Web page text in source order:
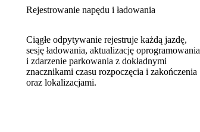
Rejestrowanie napędu i ładowania
Ciągłe odpytywanie rejestruje każdą jazdę,
sesję ładowania, aktualizację oprogramowania
i zdarzenie parkowania z dokładnymi
znacznikami czasu rozpoczęcia i zakończenia
oraz lokalizacjami.